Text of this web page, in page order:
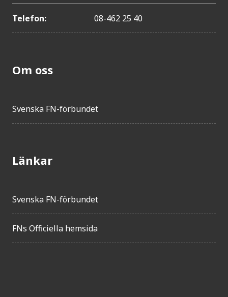
Telefon: 08-462 25 40
Om oss
Svenska FN-förbundet
Länkar
Svenska FN-förbundet
FNs Officiella hemsida